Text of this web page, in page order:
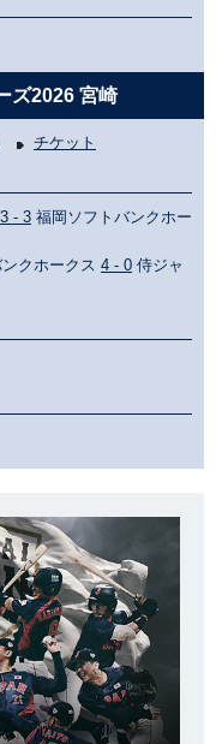
ズ2026 宮崎
チケット
- 3 福岡ソフトバンクホー
クホークス 4 - 0 侍ジャ